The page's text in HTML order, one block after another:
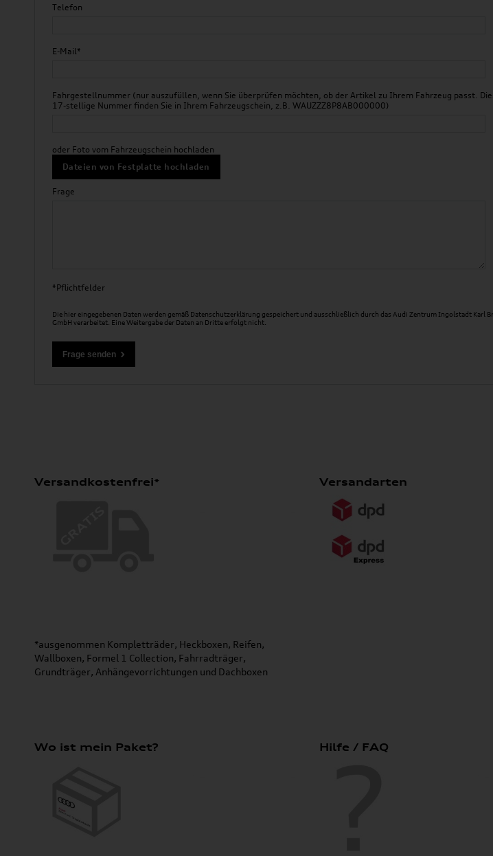
Telefon
E-Mail*
Fahrgestellnummer (nur auszufüllen, wenn Sie überprüfen möchten, ob der Artikel zu Ihrem Fahrzeug passt.
17-stellige Nummer finden Sie in Ihrem Fahrzeugschein, z.B. WAUZZZ8P8AB000000)
oder Foto vom Fahrzeugschein hochladen
Dateien von Festplatte hochladen
Frage
*Pflichtfelder
Die hier eingegebenen Daten werden gemäß Datenschutzerklärung gespeichert und ausschließlich durch das Audi Zentrum Ingolstadt Karl
GmbH verarbeitet. Eine Weitergabe der Daten an Dritte erfolgt nicht.
Versandkostenfrei*
*ausgenommen Kompletträder, Heckboxen, Reifen,
Wallboxen, Formel 1 Collection, Fahrradträger,
Grundträger, Anhängevorrichtungen und Dachboxen
Versandarten
Wo ist mein Paket? Hilfe / FAQ